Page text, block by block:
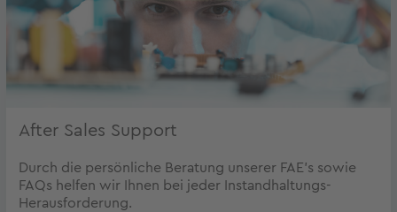
After Sales Support
Durch die persönliche Beratung unserer FAE's sowie
FAQs helfen wir Ihnen bei jeder Instandhaltungs-
Herausforderung.